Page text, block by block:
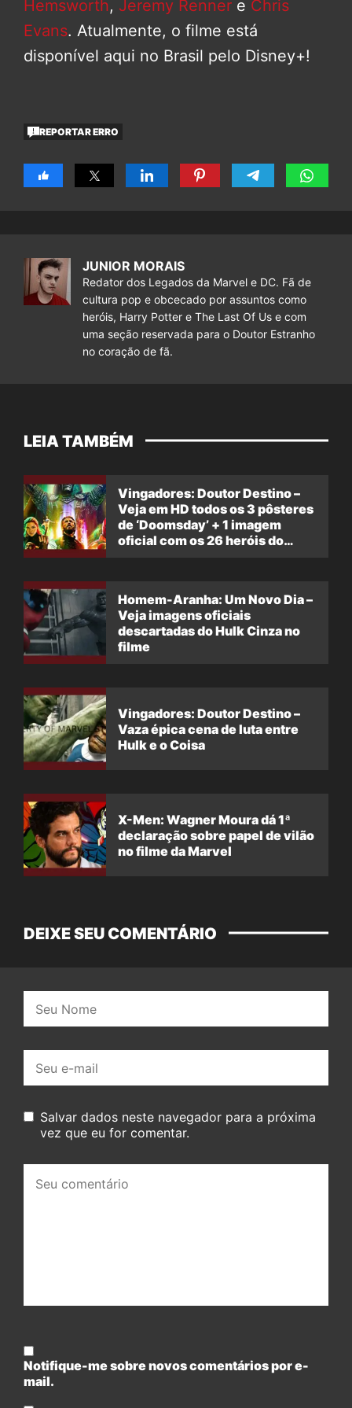
Hemsworth, Jeremy Renner e Chris
Evans. Atualmente, o filme está
disponível aqui no Brasil pelo Disney+!
REPORTAR ERRO
JUNIOR MORAIS
Redator dos Legados da Marvel e DC. Fã de
cultura pop e obcecado por assuntos como
heróis, Harry Potter e The Last Of Us e com
uma seção reservada para o Doutor Estranho
no coração de fã.
LEIA TAMBÉM
Vingadores: Doutor Destino –
Veja em HD todos os 3 pôsteres
de ‘Doomsday’ + 1 imagem
oficial com os 26 heróis do
Homem-Aranha: Um Novo Dia –
Veja imagens oficiais
descartadas do Hulk Cinza no
filme
Vingadores: Doutor Destino –
Vaza épica cena de luta entre
Hulk e o Coisa
X-Men: Wagner Moura dá 1ª
declaração sobre papel de vilão
no filme da Marvel
DEIXE SEU COMENTÁRIO
mail:
Salvar dados neste navegador para a próxima
vez que eu for comentar.
comentário:
Notifique-me sobre novos comentários por e-
mail.